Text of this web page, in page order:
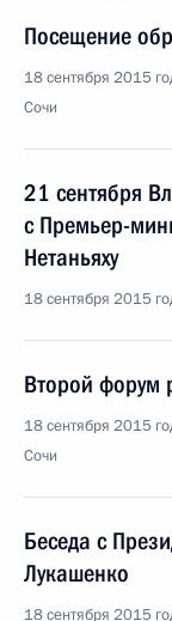
Посещение
18 сентября 2015
Сочи
21 сентября
с Премьер-
Нетаньяху
18 сентября 2015
Второй форум
18 сентября 2015
Сочи
Беседа с
Лукашенко
18 сентября 2015